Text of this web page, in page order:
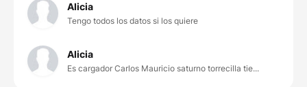
Alicia
Tengo todos los datos si los quiere
Alicia
Es cargador Carlos Mauricio saturno torrecilla tie...